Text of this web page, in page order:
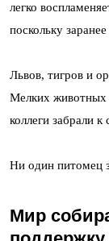
легко
поскольку
Львов, тигров и
Мелких животных
коллеги забрали
Ни один питомец
Мир